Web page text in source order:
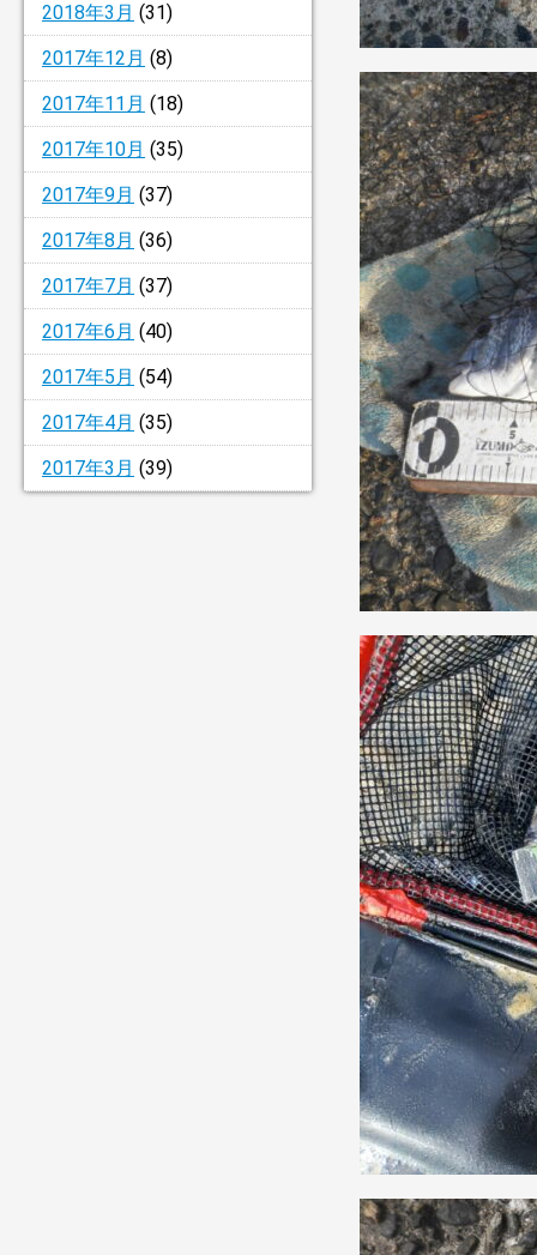
2018年3月 (31)
2017年12月 (8)
2017年11月 (18)
2017年10月 (35)
2017年9月 (37)
2017年8月 (36)
2017年7月 (37)
2017年6月 (40)
2017年5月 (54)
2017年4月 (35)
2017年3月 (39)